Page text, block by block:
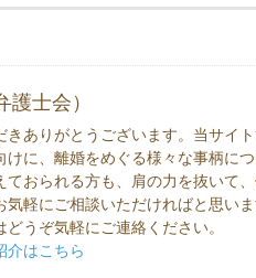
士会）
きありがとうございます。当サイ
に、離婚をめぐる様々な事柄につ
ておられる方も、肩の力を抜いて
気軽にご相談いただければと思い
うぞ気軽にご連絡ください。
介はこちら